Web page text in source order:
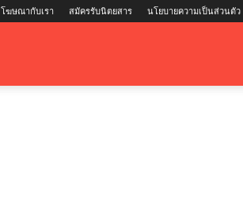
โฆษณากับเรา สมัครรับนิตยสาร นโยบายความเป็นส่วนตัว